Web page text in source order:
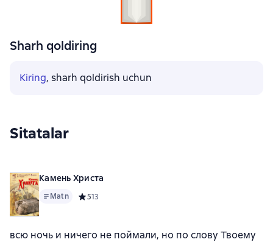
Sharh qoldiring
Kiring, sharh qoldirish uchun
Sitatalar
Камень Христа
Matn Средний рейтинг 5 на основе 13 оценок
513
всю ночь и ничего не поймали, но по слову Твоему